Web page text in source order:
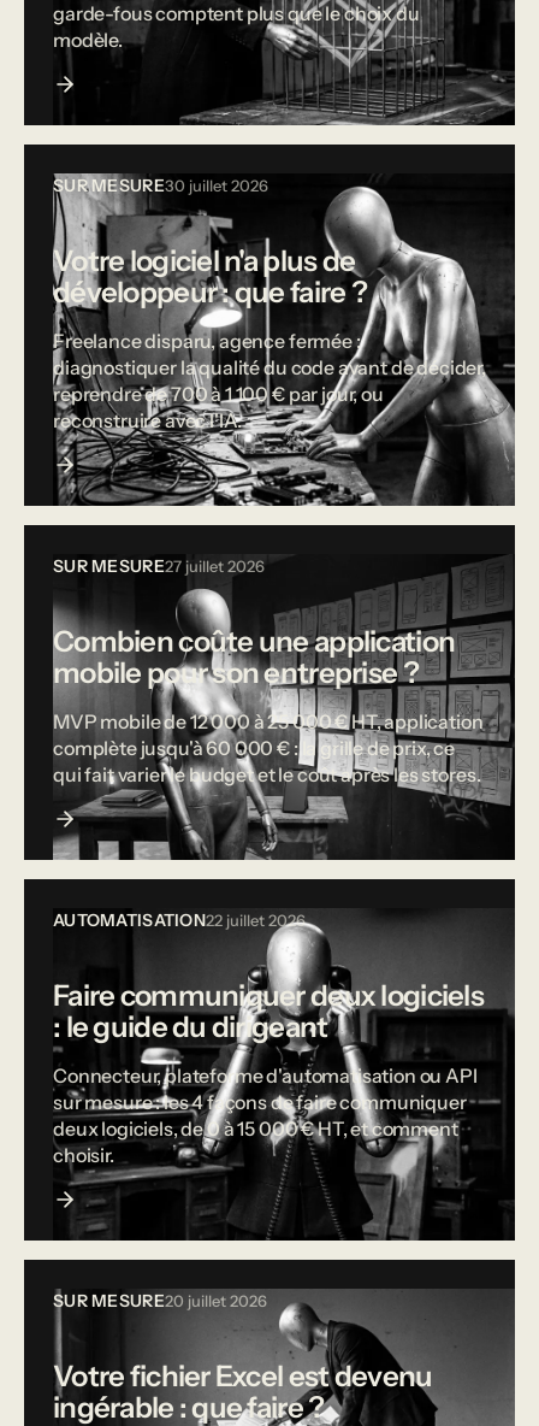
garde-fous comptent plus que le choix du
modèle.
SUR MESURE30 juillet 2026
Votre logiciel n'a plus de
développeur : que faire ?
Freelance disparu, agence fermée :
diagnostiquer la qualité du code avant de décider,
reprendre de 700 à 1 100 € par jour, ou
reconstruire avec l'IA.
SUR MESURE27 juillet 2026
Combien coûte une application
mobile pour son entreprise ?
MVP mobile de 12 000 à 25 000 € HT, application
complète jusqu'à 60 000 € : la grille de prix, ce
qui fait varier le budget et le coût après les stores.
AUTOMATISATION22 juillet 2026
Faire communiquer deux logiciels
: le guide du dirigeant
Connecteur, plateforme d'automatisation ou API
sur mesure : les 4 façons de faire communiquer
deux logiciels, de 0 à 15 000 € HT, et comment
choisir.
SUR MESURE20 juillet 2026
Votre fichier Excel est devenu
ingérable : que faire ?